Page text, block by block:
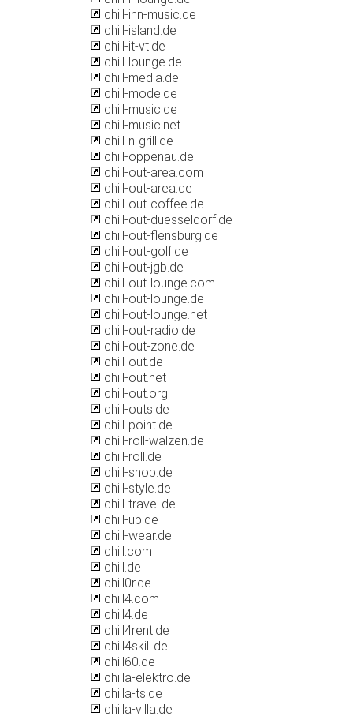
chill-inn-music.de
chill-island.de
chill-it-vt.de
chill-lounge.de
chill-media.de
chill-mode.de
chill-music.de
chill-music.net
chill-n-grill.de
chill-oppenau.de
chill-out-area.com
chill-out-area.de
chill-out-coffee.de
chill-out-duesseldorf.de
chill-out-flensburg.de
chill-out-golf.de
chill-out-jgb.de
chill-out-lounge.com
chill-out-lounge.de
chill-out-lounge.net
chill-out-radio.de
chill-out-zone.de
chill-out.de
chill-out.net
chill-out.org
chill-outs.de
chill-point.de
chill-roll-walzen.de
chill-roll.de
chill-shop.de
chill-style.de
chill-travel.de
chill-up.de
chill-wear.de
chill.com
chill.de
chill0r.de
chill4.com
chill4.de
chill4rent.de
chill4skill.de
chill60.de
chilla-elektro.de
chilla-ts.de
chilla-villa.de